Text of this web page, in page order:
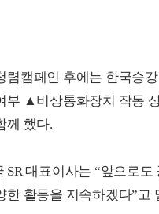
렴캠페인 후에는 한국승
부 ▲비상통화장치 작동
께 했다.
SR 대표이사는 “앞으로
한 활동을 지속하겠다”고